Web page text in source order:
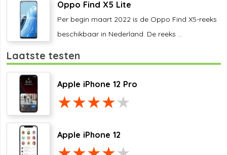
Oppo Find X5 Lite
Per begin maart 2022 is de Oppo Find X5-reeks
beschikbaar in Nederland. De reeks ...
Laatste testen
Apple iPhone 12 Pro
Apple iPhone 12